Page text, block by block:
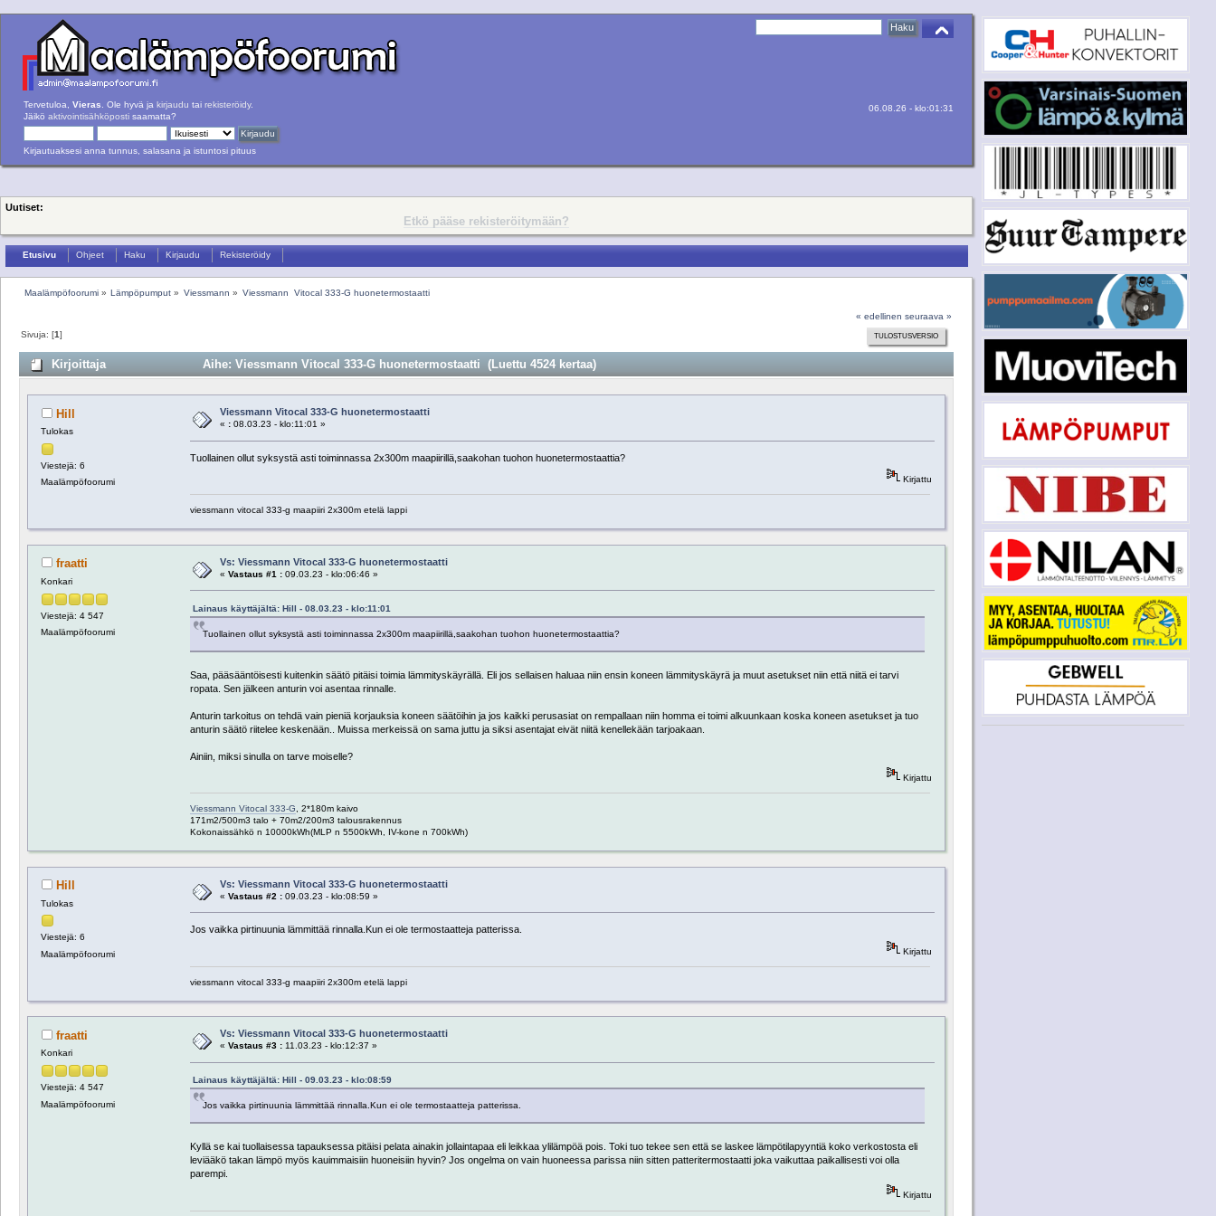
Tervetuloa, Vieras . Ole hyvä ja kirjaudu tai rekisteröidy.
Jäikö aktivointisähköposti saamatta?
Kirjautuaksesi anna tunnus, salasana ja istuntosi pituus
06.08.26 - klo:01:31
Uutiset:
Etkö pääse rekisteröitymään?
Etusivu Ohjeet Haku Kirjaudu Rekisteröidy
Maalämpöfoorumi» Lämpöpumput » Viessmann » Viessmann  Vitocal 333-G huonetermostaatti
« edellinen seuraava »
TULOSTUSVERSIO
Sivuja: [1]
Kirjoittaja Aihe: Viessmann Vitocal 333-G huonetermostaatti (Luettu 4524 kertaa)
Hill
Tulokas
Viestejä: 6
Maalämpöfoorumi
Viessmann Vitocal 333-G huonetermostaatti
« :08.03.23 - klo:11:01 »
Tuollainen ollut syksystä asti toiminnassa 2x300m maapiirillä,saakohan tuohon huonetermostaattia?
Kirjattu
viessmann vitocal 333-g maapiiri 2x300m etelä lappi
fraatti
Konkari
Viestejä: 4 547
Maalämpöfoorumi
Vs: Viessmann Vitocal 333-G huonetermostaatti
« Vastaus #1 :09.03.23 - klo:06:46 »
Lainaus käyttäjältä: Hill - 08.03.23 - klo:11:01
Tuollainen ollut syksystä asti toiminnassa 2x300m maapiirillä,saakohan tuohon huonetermostaattia?
Saa, pääsääntöisesti kuitenkin säätö pitäisi toimia lämmityskäyrällä. Eli jos sellaisen haluaa niin ensin koneen lämmityskäyrä ja muut asetukset niin että niitä ei tarvi
ropata. Sen jälkeen anturin voi asentaa rinnalle.
Anturin tarkoitus on tehdä vain pieniä korjauksia koneen säätöihin ja jos kaikki perusasiat on rempallaan niin homma ei toimi alkuunkaan koska koneen asetukset ja tuo
anturin säätö riitelee keskenään.. Muissa merkeissä on sama juttu ja siksi asentajat eivät niitä kenellekään tarjoakaan.
Ainiin, miksi sinulla on tarve moiselle?
Kirjattu
Viessmann Vitocal 333-G
, 2*180m kaivo
171m2/500m3 talo + 70m2/200m3 talousrakennus
Kokonaissähkö n 10000kWh(MLP n 5500kWh, IV-kone n 700kWh)
Hill
Tulokas
Viestejä: 6
Maalämpöfoorumi
Vs: Viessmann Vitocal 333-G huonetermostaatti
« Vastaus #2 :09.03.23 - klo:08:59 »
Jos vaikka pirtinuunia lämmittää rinnalla.Kun ei ole termostaatteja patterissa.
Kirjattu
viessmann vitocal 333-g maapiiri 2x300m etelä lappi
fraatti
Konkari
Viestejä: 4 547
Maalämpöfoorumi
Vs: Viessmann Vitocal 333-G huonetermostaatti
« Vastaus #3 :11.03.23 - klo:12:37 »
Lainaus käyttäjältä: Hill - 09.03.23 - klo:08:59
Jos vaikka pirtinuunia lämmittää rinnalla.Kun ei ole termostaatteja patterissa.
Kyllä se kai tuollaisessa tapauksessa pitäisi pelata ainakin jollaintapaa eli leikkaa ylilämpöä pois. Toki tuo tekee sen että se laskee lämpötilapyyntiä koko verkostosta eli
leviääkö takan lämpö myös kauimmaisiin huoneisiin hyvin? Jos ongelma on vain huoneessa parissa niin sitten patteritermostaatti joka vaikuttaa paikallisesti voi olla
parempi.
Kirjattu